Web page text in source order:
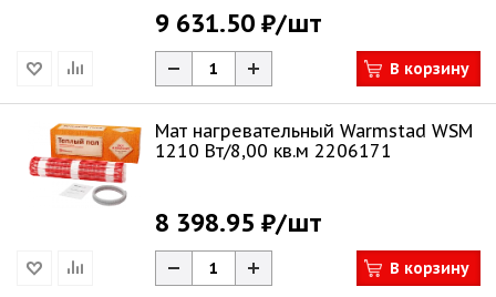
9 631.50 ₽/шт
В корзину
Мат нагревательный Warmstad WSM
1210 Вт/8,00 кв.м 2206171
8 398.95 ₽/шт
В корзину